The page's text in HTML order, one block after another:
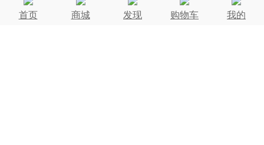
首页 商城 发现 购物车 我的